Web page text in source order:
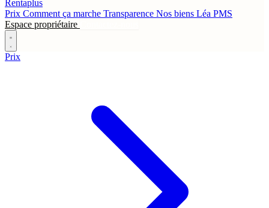
Rentaplus
Prix Comment ça marche Transparence Nos biens Léa PMS
Espace propriétaire
Prix